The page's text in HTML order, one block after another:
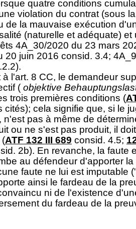
quatre conditions
violation du contrat (sous
de la mauvaise exécution
(naturelle et adéquate) et
4A_30/2020 du 23 mars
20 juin 2016 consid. 3.4;
à l'art. 8 CC, le demandeur
( objektive
trois premières conditions (
cités); cela signifie que, si le
n'est pas à même de
ou ne s'est pas produit, il
(ATF 132 III 689 consid. 4.5;
2b). En revanche, la faute
au défendeur d'apporter
faute ne lui est imputable
ainsi le fardeau de la
ni de l'existence
du fardeau de la